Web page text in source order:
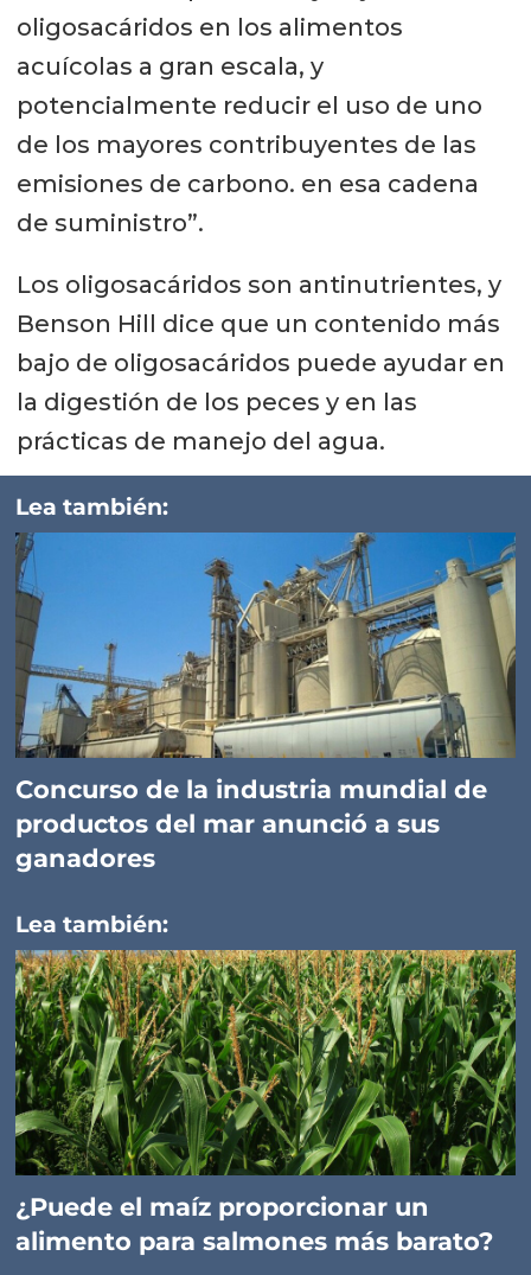
oligosacáridos en los alimentos
acuícolas a gran escala, y
potencialmente reducir el uso de uno
de los mayores contribuyentes de las
emisiones de carbono. en esa cadena
de suministro”.
Los oligosacáridos son antinutrientes, y
Benson Hill dice que un contenido más
bajo de oligosacáridos puede ayudar en
la digestión de los peces y en las
prácticas de manejo del agua.
Lea también:
Concurso de la industria mundial de
productos del mar anunció a sus
ganadores
Lea también:
¿Puede el maíz proporcionar un
alimento para salmones más barato?